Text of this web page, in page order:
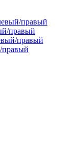
правый
правый
правый
правый